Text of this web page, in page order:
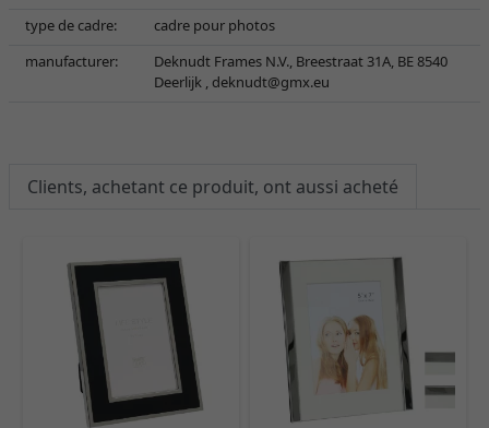
type de cadre:
cadre pour photos
manufacturer:
Deknudt Frames N.V., Breestraat 31A, BE 8540
Deerlijk , deknudt@gmx.eu
Clients, achetant ce produit, ont aussi acheté